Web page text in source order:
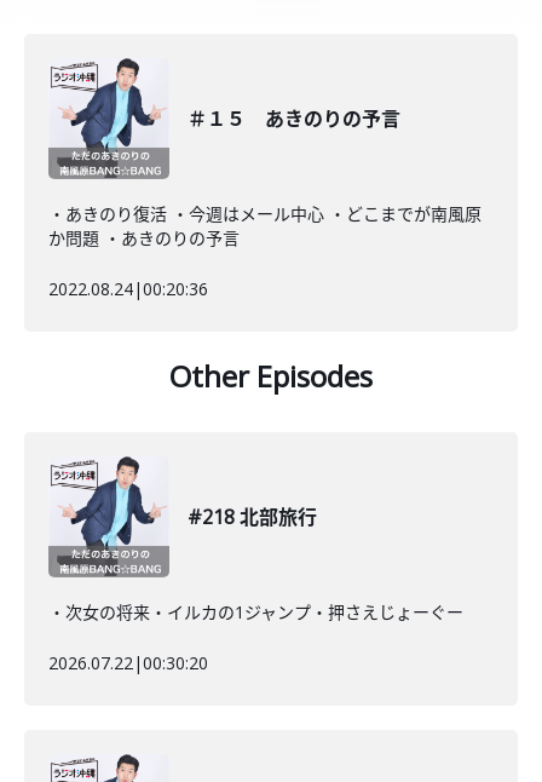
＃１５ あきのりの予言
・あきのり復活 ・今週はメール中心 ・どこまでが南風原
か問題 ・あきのりの予言
2022.08.24|00:20:36
Other Episodes
#218 北部旅行
・次女の将来・イルカの1ジャンプ・押さえじょーぐー
2026.07.22|00:30:20